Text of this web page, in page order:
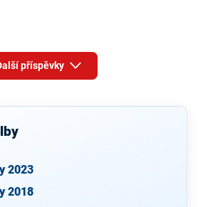
příspěvky
2023
2018